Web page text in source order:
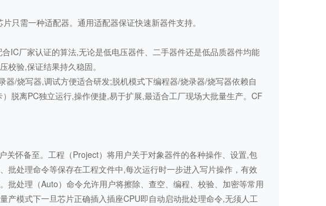
只需一种适配器。通用适配器保证快速新器件支持。
IC厂家认证的算法,无论是低电压器件、二手器件还是低品质器件均能
校验,保证结果持久稳固。
/烧写器,调试方便适合研发;脱机模式下编程器/烧录器/烧写器依赖自
脱离PC独立运行,操作便捷,易于扩展,最适合工厂现场大批量生产。CF
关怀备至。工程（Project）将用户关于对象器件的各种操作、设置,包
批处理命令等保存在工程文件中,每次运行时一步进入写片操作，有效
批处理（Auto）命令允许用户将擦除、查空、编程、校验、加密等常用
产模式下一旦芯片正确插入插座CPU即自动启动批处理命令,无须人工